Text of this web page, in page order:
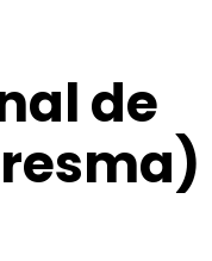
de